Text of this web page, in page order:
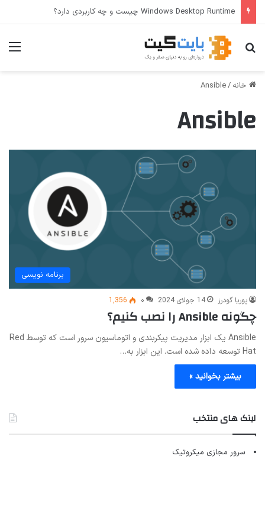
Windows Desktop Runtime چیست و چه کاربردی دارد؟
جستجو برای
خانه /
Ansible
Ansible
برنامه نویسی
پوریا گودرز 14 جولای 2024 ۰ 1,356
چگونه Ansible را نصب کنیم؟
Ansible یک ابزار مدیریت پیکربندی و اتوماسیون سرور است که توسط Red
Hat توسعه داده شده است. این ابزار به…
بیشتر بخوانید »
لینک های منتخب
سرور مجازی میکروتیک